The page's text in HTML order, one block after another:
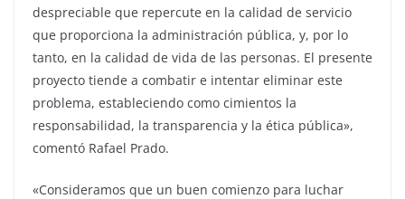
despreciable que repercute en la calidad de servicio
que proporciona la administración pública, y, por lo
tanto, en la calidad de vida de las personas. El presente
proyecto tiende a combatir e intentar eliminar este
problema, estableciendo como cimientos la
responsabilidad, la transparencia y la ética pública»,
comentó Rafael Prado.
«Consideramos que un buen comienzo para luchar